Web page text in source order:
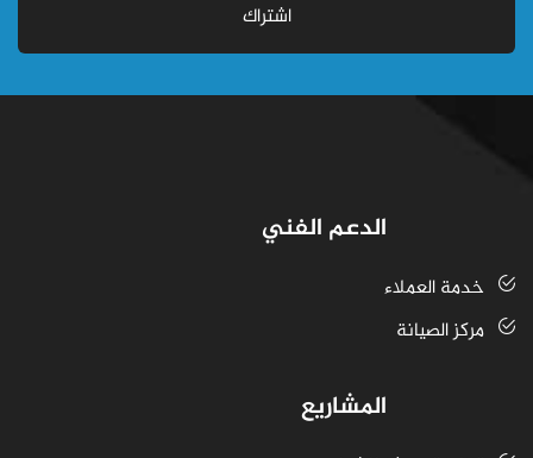
اشتراك
الدعم الفني
خدمة العملاء
مركز الصيانة
المشاريع